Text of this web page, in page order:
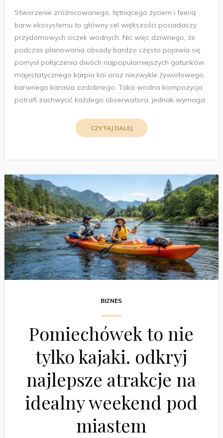
Stworzenie zróżnicowanego, tętniącego życiem i feerią
barw ekosystemu to główny cel większości posiadaczy
przydomowych oczek wodnych. Nic więc dziwnego, że
podczas planowania obsady bardzo często pojawia się
pomysł połączenia dwóch najpopularniejszych gatunków:
majestatycznego karpia koi oraz niezwykle żywiołowego,
barwnego karasia ozdobnego. Taka wodna kompozycja
potrafi zachwycić każdego obserwatora, jednak wymaga
CZYTAJ DALEJ
BIZNES
Pomiechówek to nie
tylko kajaki. odkryj
najlepsze atrakcje na
idealny weekend pod
miastem